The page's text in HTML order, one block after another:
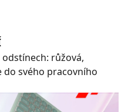
růžová,
do svého pracovního